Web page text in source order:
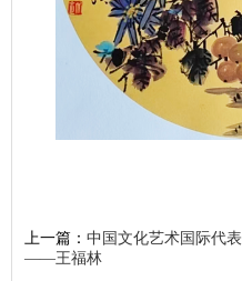
上一篇： 中国文化艺术国际代表
——王福林